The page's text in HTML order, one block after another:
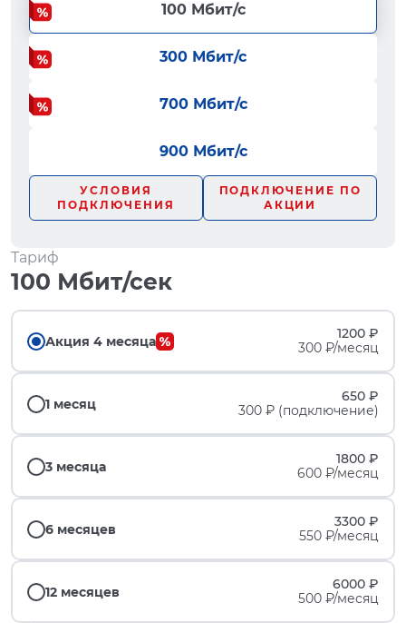
100 Мбит/с
300 Мбит/с
700 Мбит/с
900 Мбит/с
УСЛОВИЯ
ПОДКЛЮЧЕНИЯ
ПОДКЛЮЧЕНИЕ ПО
АКЦИИ
Тариф
100 Мбит/сек
Акция 4 месяца
1200 ₽
300 ₽/месяц
1 месяц
650 ₽
300 ₽ (подключение)
3 месяца
1800 ₽
600 ₽/месяц
6 месяцев
3300 ₽
550 ₽/месяц
12 месяцев
6000 ₽
500 ₽/месяц